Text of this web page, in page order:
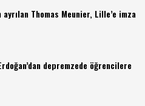
ayrılan Thomas Meunier, Lille’e imza
depremzede öğrencilere